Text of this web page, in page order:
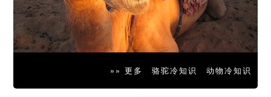
»» 更多 骆驼冷知识 动物冷知识